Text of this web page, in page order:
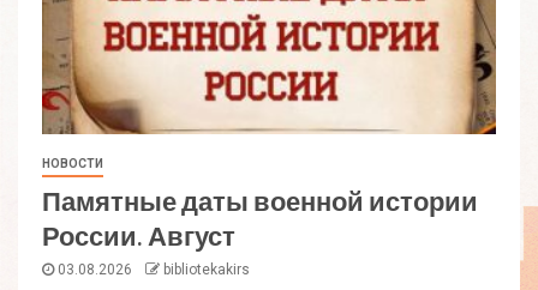
НОВОСТИ
Памятные даты военной истории
России. Август
03.08.2026 bibliotekakirs